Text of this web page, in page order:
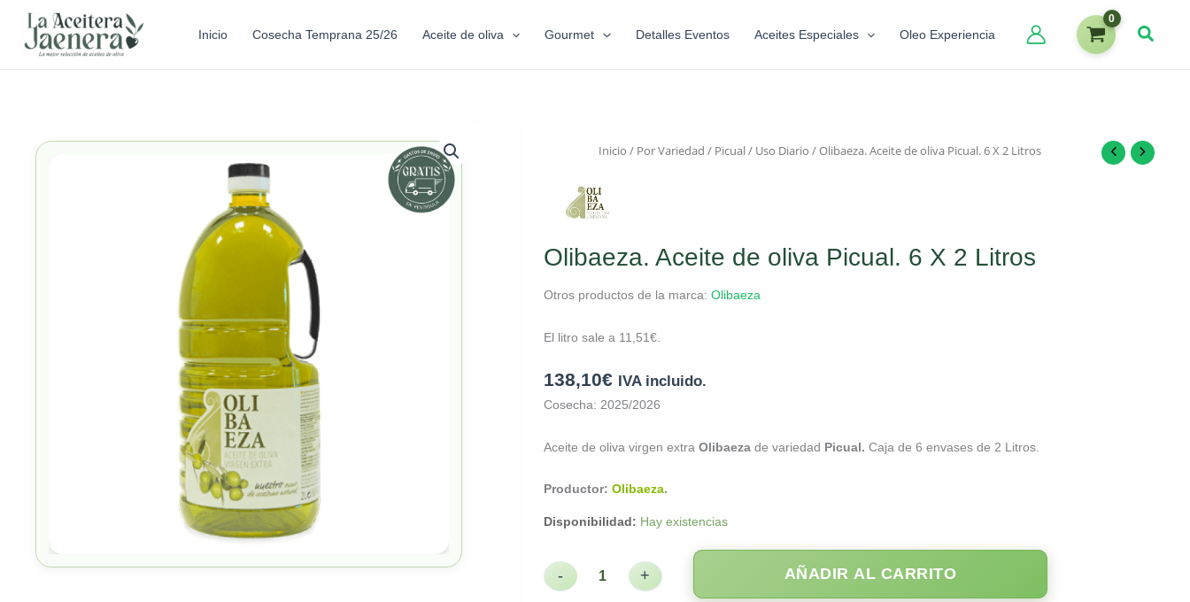
Inicio Cosecha Temprana 25/26 Aceite de oliva Gourmet Detalles Eventos Aceites Especiales Oleo Experiencia
Inicio / Por Variedad / Picual/ Uso Diario / Olibaeza. Aceite de oliva Picual. 6 X 2 Litros
Olibaeza. Aceite de oliva Picual. 6 X 2 Litros
Otros productos de la marca: Olibaeza
El litro sale a 11,51€.
138,10€ IVA incluido.
Cosecha: 2025/2026
Aceite de oliva virgen extra Olibaezade variedad Picual. Caja de 6 envases de 2 Litros.
Productor: Olibaeza.
Disponibilidad: Hay existencias
- + AÑADIR AL CARRITO